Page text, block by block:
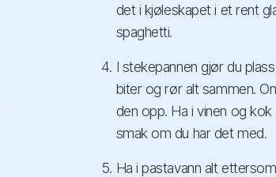
det i kjøleskapet i et rent
spaghetti.
I stekepannen gjør du
biter og rør alt sammen.
den opp. Ha i vinen og
smak om du har det med.
Ha i pastavann alt